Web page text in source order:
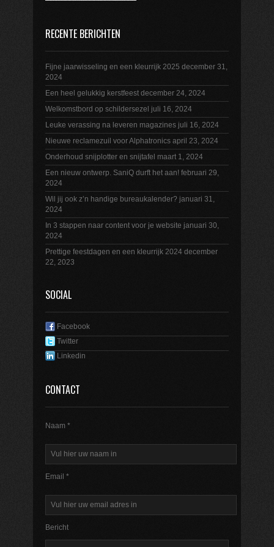
RECENTE BERICHTEN
Fijne jaarwisseling en een kleurrijk 2025 december 31,
2024
Een heel gelukkig kerstfeest december 24, 2024
Welkomstbord op schildersezel juli 16, 2024
Leuke verassing na leveren magazines juli 16, 2024
Nieuwe reclamezuil voor Alphatronics april 23, 2024
Onderhoud snijplotter en snijtafel maart 1, 2024
Een nieuw ontwerp. SaniQ durft het aan! februari 29,
2024
Wil jij ook z’n handige bureaukalender? januari 31,
2024
In 3 stappen naar content voor je website januari 30,
2024
Prettige feestdagen en een kleurrijk 2024 december
22, 2023
SOCIAL
Facebook
Twitter
Linkedin
CONTACT
Naam *
Email *
Bericht